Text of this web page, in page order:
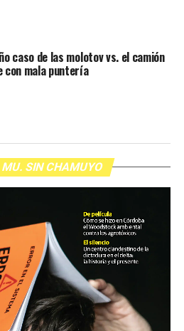
caso de las molotov vs. el camión
con mala puntería
SIN CHAMUYO